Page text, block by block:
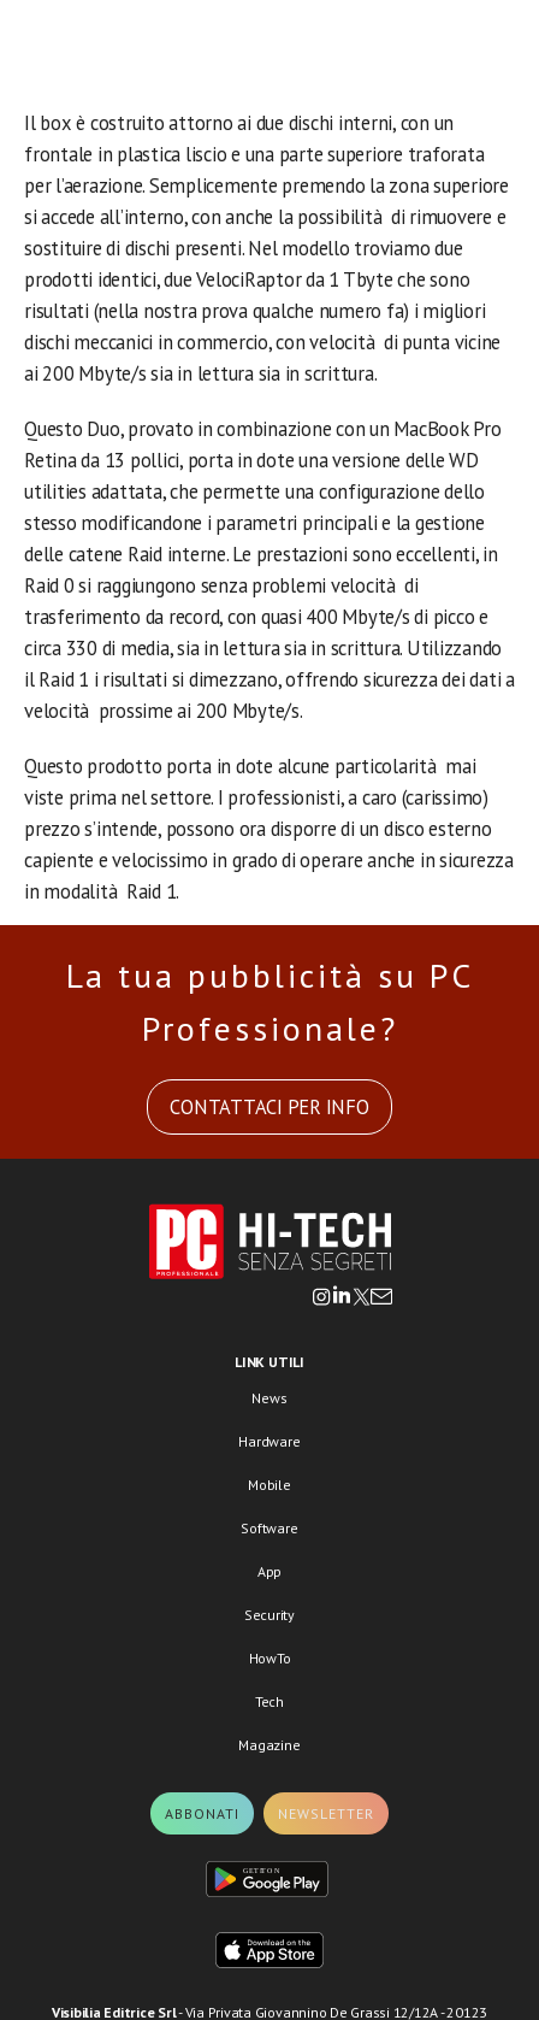
Il box è costruito attorno ai due dischi interni, con un
frontale in plastica liscio e una parte superiore traforata
per l’aerazione. Semplicemente premendo la zona superiore
si accede all’interno, con anche la possibilità di rimuovere e
sostituire di dischi presenti. Nel modello troviamo due
prodotti identici, due VelociRaptor da 1 Tbyte che sono
risultati (nella nostra prova qualche numero fa) i migliori
dischi meccanici in commercio, con velocità di punta vicine
ai 200 Mbyte/s sia in lettura sia in scrittura.
Questo Duo, provato in combinazione con un MacBook Pro
Retina da 13 pollici, porta in dote una versione delle WD
utilities adattata, che permette una configurazione dello
stesso modificandone i parametri principali e la gestione
delle catene Raid interne. Le prestazioni sono eccellenti, in
Raid 0 si raggiungono senza problemi velocità di
trasferimento da record, con quasi 400 Mbyte/s di picco e
circa 330 di media, sia in lettura sia in scrittura. Utilizzando
il Raid 1 i risultati si dimezzano, offrendo sicurezza dei dati a
velocità prossime ai 200 Mbyte/s.
Questo prodotto porta in dote alcune particolarità mai
viste prima nel settore. I professionisti, a caro (carissimo)
prezzo s’intende, possono ora disporre di un disco esterno
capiente e velocissimo in grado di operare anche in sicurezza
in modalità Raid 1.
La tua pubblicità su PC
Professionale?
CONTATTACI PER INFO
LINK UTILI
News
Hardware
Mobile
Software
App
Security
HowTo
Tech
Magazine
ABBONATI NEWSLETTER
Visibilia Editrice Srl- Via Privata Giovannino De Grassi 12/12A - 20123